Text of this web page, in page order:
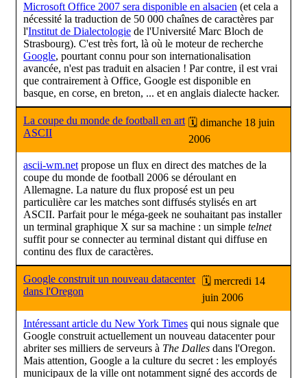
Microsoft Office 2007 sera disponible en alsacien (et cela a
nécessité la traduction de 50 000 chaînes de caractères par
l'Institut de Dialectologie de l'Université Marc Bloch de
Strasbourg). C'est très fort, là où le moteur de recherche
Google, pourtant connu pour son internationalisation
avancée, n'est pas traduit en alsacien ! Par contre, il est vrai
que contrairement à Office, Google est disponible en
basque, en corse, en breton, ... et en anglais dialecte hacker.
La coupe du monde de football en art
ASCII
🗓 dimanche 18 juin
2006
ascii-wm.net propose un flux en direct des matches de la
coupe du monde de football 2006 se déroulant en
Allemagne. La nature du flux proposé est un peu
particulière car les matches sont diffusés stylisés en art
ASCII. Parfait pour le méga-geek ne souhaitant pas installer
un terminal graphique X sur sa machine : un simple telnet
suffit pour se connecter au terminal distant qui diffuse en
continu des flux de caractères.
Google construit un nouveau datacenter
dans l'Oregon
🗓 mercredi 14
juin 2006
Intéressant article du New York Times qui nous signale que
Google construit actuellement un nouveau datacenter pour
abriter ses milliers de serveurs à The Dalles dans l'Oregon.
Mais attention, Google a la culture du secret : les employés
municipaux de la ville ont notamment signé des accords de